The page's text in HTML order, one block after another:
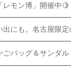
レモン博」開催中🍋
出にも。名古屋限
ごバッグ＆サンダル